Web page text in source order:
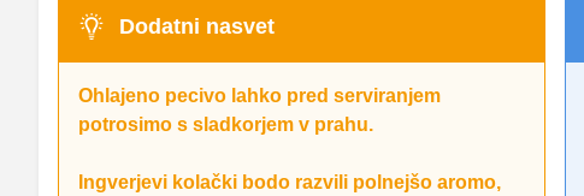
Dodatni nasvet
Ohlajeno pecivo lahko pred serviranjem
potrosimo s sladkorjem v prahu.
Ingverjevi kolački bodo razvili polnejšo aromo,